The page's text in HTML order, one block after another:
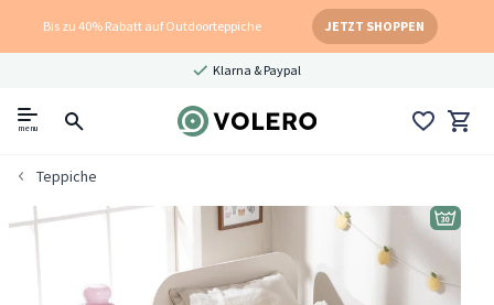
Bis zu 40% Rabatt auf Outdoorteppiche JETZT SHOPPEN
Klarna & Paypal
menu
Teppiche